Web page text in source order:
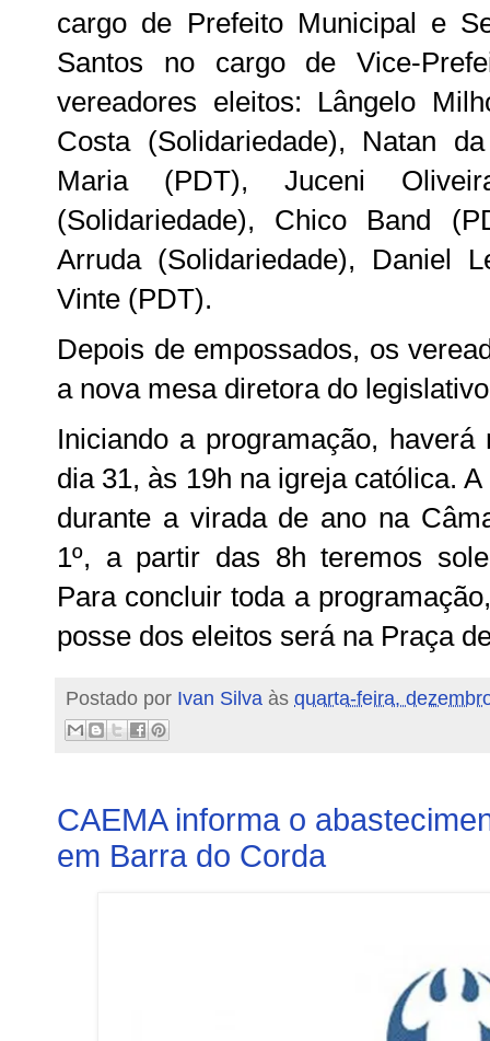
cargo de Prefeito Municipal e
Santos no cargo de Vice-
vereadores eleitos: Lângelo
Costa (Solidariedade), Natan
Maria (PDT), Juceni
(Solidariedade), Chico Band
Arruda (Solidariedade), Daniel
Vinte (PDT).
Depois de empossados, os
a nova mesa diretora do
Iniciando a programação,
dia 31, às 19h na igreja católica.
durante a virada de ano na
1º, a partir das 8h teremos
Para concluir toda a
posse dos eleitos será na Praça
Postado por Ivan Silva às quarta-feira,
CAEMA informa o
em Barra do Corda